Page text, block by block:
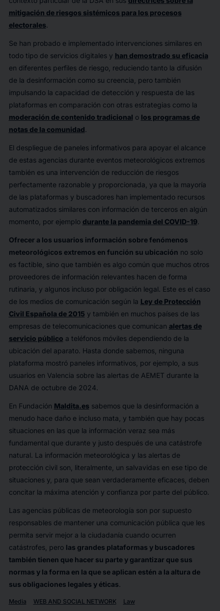
mitigación de riesgos sistémicos para los procesos
electorales.
Se han probado e implementado intervenciones similares en
todo tipo de servicios digitales y han demostrado su eficacia
en diferentes perfiles de riesgo, reduciendo tanto la difusión
de la desinformación como su creencia, pero también
impulsando la capacidad de detección y respuesta de las
plataformas en comparación con otras estrategias como la
moderación de contenido tradicional o los programas de
notas de la comunidad.
El despliegue de paneles informativos para apoyar el alcance
de estas agencias durante eventos meteorológicos extremos
también es una intervención de reducción de riesgos
perfectamente razonable y proporcionada, ya que la mayoría
de las plataformas y buscadores han implementado recursos
automatizados similares con información de terceros en algún
momento, por ejemplo durante la pandemia del COVID-19.
Ofrecer a los usuarios información sobre fenómenos
meteorológicos extremos en función su ubicación no solo
es factible, sino que también es algo común que muchos otros
proveedores de información relevantes hacen de forma
rutinaria, y algunos incluso por obligación legal. Este es el caso
de los medios de comunicación según la Ley de Protección
Civil Española de 2015 y también en muchos países de las
empresas de telecomunicaciones que comunican alertas de
servicio público a teléfonos móviles dependiendo de la
ubicación del aparato. Hasta donde sabemos, ninguna
plataforma mostró paneles informativos, por ejemplo, a sus
usuarios en Valencia sobre las alertas de AEMET durante la
DANA de octubre de 2024.
En Fundación Maldita.essabemos que la desinformación a
menudo hace daño e incluso mata, y también que hay pocas
situaciones en las que la información veraz sea más
fundamental que durante y justo después de una catástrofe
natural. La información meteorológica y las alertas de
protección civil son, literalmente, un salvavidas en ese tipo de
situaciones y, para que sean verdaderamente eficaces, deben
concitar la máxima atención y confianza por parte del público.
Las agencias públicas de meteorología son por supuesto
responsables de mantener una comunicación pública que les
permita servir mejor a la ciudadanía cuando ocurren
catástrofes, pero las grandes plataformas y buscadores
también tienen que hacer su parte y garantizar que sus
normas y la forma en la que se aplican estén a la altura de
sus obligaciones legales y éticas.
Media WEB AND SOCIAL NETWORK Law